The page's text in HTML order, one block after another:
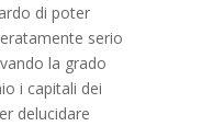
di poter
serio
la grado
i capitali dei
delucidare